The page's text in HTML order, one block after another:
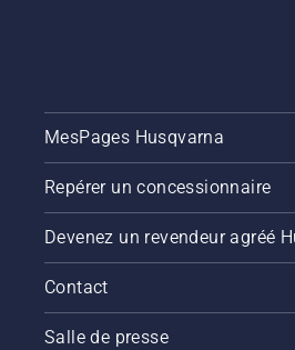
MesPages Husqvarna
Repérer un concessionnaire
Devenez un revendeur agréé
Contact
Salle de presse